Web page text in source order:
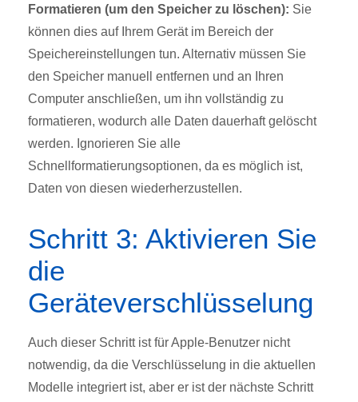
Formatieren (um den Speicher zu löschen): Sie
können dies auf Ihrem Gerät im Bereich der
Speichereinstellungen tun. Alternativ müssen Sie
den Speicher manuell entfernen und an Ihren
Computer anschließen, um ihn vollständig zu
formatieren, wodurch alle Daten dauerhaft gelöscht
werden. Ignorieren Sie alle
Schnellformatierungsoptionen, da es möglich ist,
Daten von diesen wiederherzustellen.
Schritt 3: Aktivieren Sie
die
Geräteverschlüsselung
Auch dieser Schritt ist für Apple-Benutzer nicht
notwendig, da die Verschlüsselung in die aktuellen
Modelle integriert ist, aber er ist der nächste Schritt